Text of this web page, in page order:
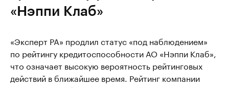
«Нэппи Клаб»
«Эксперт РА» продлил статус «под наблюдением»
по рейтингу кредитоспособности АО «Нэппи Клаб»,
что означает высокую вероятность рейтинговых
действий в ближайшее время. Рейтинг компании